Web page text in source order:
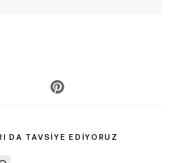
DA TAVSIYE EDIYORUZ